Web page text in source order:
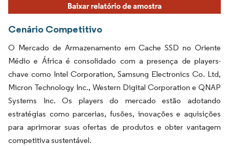
Cenário Competitivo
O Mercado de Armazenamento em Cache SSD no Oriente
Médio e África é consolidado com a presença de players-
chave como Intel Corporation, Samsung Electronics Co. Ltd,
Micron Technology Inc., Western Digital Corporation e QNAP
Systems Inc. Os players do mercado estão adotando
estratégias como parcerias, fusões, inovações e aquisições
para aprimorar suas ofertas de produtos e obter vantagem
competitiva sustentável.